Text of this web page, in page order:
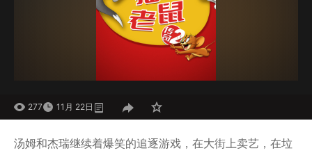
277 11月 22日
汤姆和杰瑞继续着爆笑的追逐游戏，在大街上卖艺，在垃